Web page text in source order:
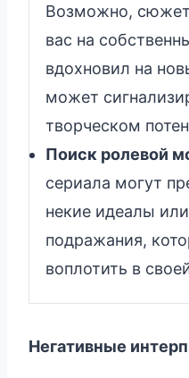
Возможно, сюжет
вас на
вдохновил на
может
творческом
Поиск ролевой
сериала могут
некие идеалы
подражания,
воплотить в
Негативные